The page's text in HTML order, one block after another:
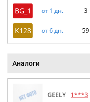
BG_1
от 1 дн. 3
K128 от 6 дн.
Аналоги
GEELY 1***3